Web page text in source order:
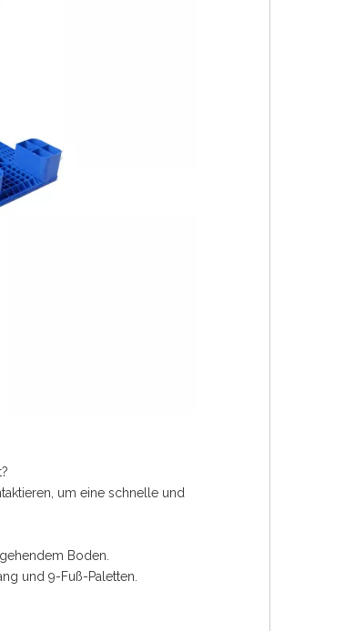
um eine schnelle und
Boden.
und 9-Fuß-Paletten.